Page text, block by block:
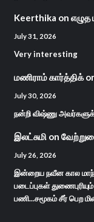
Keerthika on
July 31, 2026
Very interesting
மணிராம் கார்த்திக்
July 30, 2026
நன்றி விஷ்ணு
இலட்சுமி on
July 26, 2026
இன்றைய நவீன கால
படைப்புகள்
பணி...சமூகம் சீர் பெற